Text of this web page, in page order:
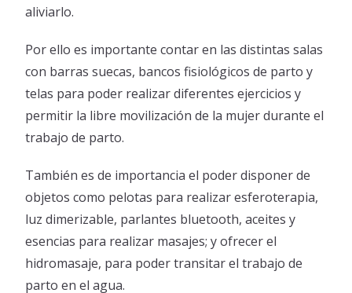
aliviarlo.
Por ello es importante contar en las distintas salas
con barras suecas, bancos fisiológicos de parto y
telas para poder realizar diferentes ejercicios y
permitir la libre movilización de la mujer durante el
trabajo de parto.
También es de importancia el poder disponer de
objetos como pelotas para realizar esferoterapia,
luz dimerizable, parlantes bluetooth, aceites y
esencias para realizar masajes; y ofrecer el
hidromasaje, para poder transitar el trabajo de
parto en el agua.